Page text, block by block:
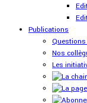
Publications
Nos
Les